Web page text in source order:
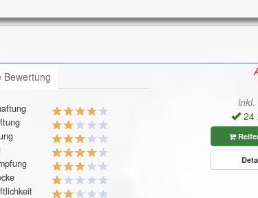
Bewertung
inkl.
24